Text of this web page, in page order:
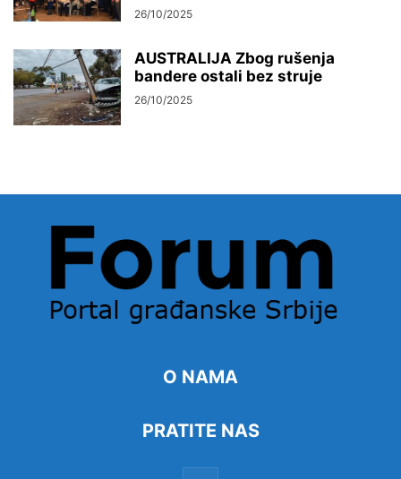
26/10/2025
AUSTRALIJA Zbog rušenja
bandere ostali bez struje
26/10/2025
O NAMA
PRATITE NAS